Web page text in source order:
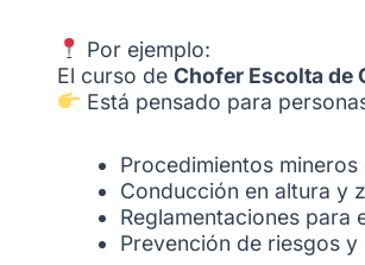
Por ejemplo:
El curso de Chofer Escolta de
Está pensado para
Procedimientos
Conducción en altura y
Reglamentaciones para
Prevención de riesgos